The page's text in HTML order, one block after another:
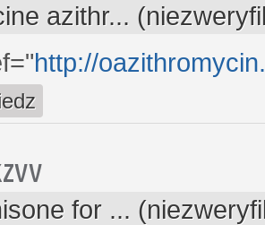
azithr...
http://
for ...